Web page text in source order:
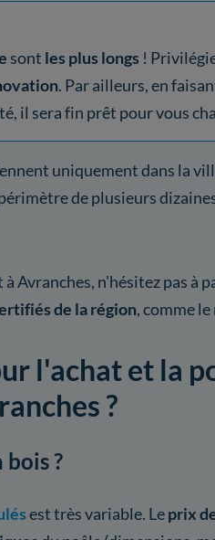
sont les plus longs !
. Par ailleurs, en
il sera fin prêt pour vous
uniquement dans la
de plusieurs
Avranches, n'hésitez pas à
de la région, comme
l'achat et la
?
?
est très variable. Leprix